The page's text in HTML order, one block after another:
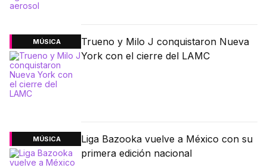
MÚSICA
Trueno y Milo J conquistaron Nueva
York con el cierre del LAMC
MÚSICA
Liga Bazooka vuelve a México con su
primera edición nacional